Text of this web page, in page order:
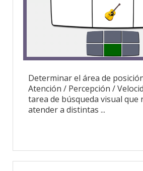
Determinar el área de
Atención / Percepción /
tarea de búsqueda visual que
atender a distintas ...